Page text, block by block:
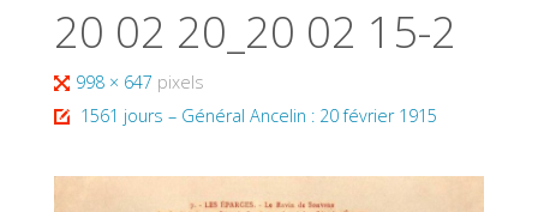
20 02 20_20 02 15-2
Full
size
998 × 647 pixels
1561 jours – Général Ancelin : 20 février 1915